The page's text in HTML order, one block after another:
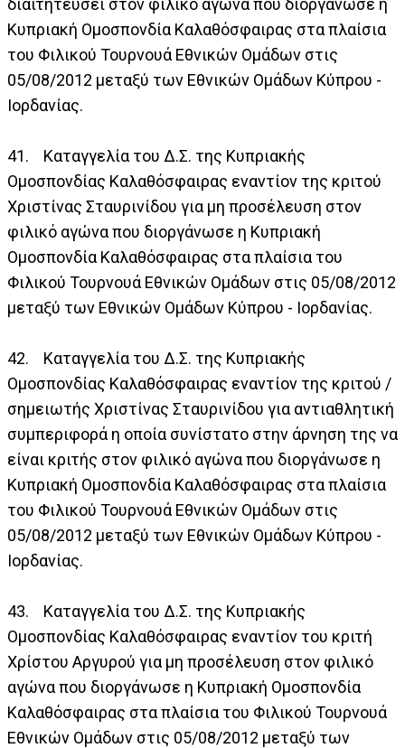
Κυπριακή Ομοσπονδία Καλαθόσφαιρας στα πλαίσια
του Φιλικού Τουρνουά Εθνικών Ομάδων στις
05/08/2012 μεταξύ των Εθνικών Ομάδων Κύπρου -
Ιορδανίας.
41. Καταγγελία του Δ.Σ. της Κυπριακής
Ομοσπονδίας Καλαθόσφαιρας εναντίον της κριτού
Χριστίνας Σταυρινίδου για μη προσέλευση στον
φιλικό αγώνα που διοργάνωσε η Κυπριακή
Ομοσπονδία Καλαθόσφαιρας στα πλαίσια του
Φιλικού Τουρνουά Εθνικών Ομάδων στις 05/08/2012
μεταξύ των Εθνικών Ομάδων Κύπρου - Ιορδανίας.
42. Καταγγελία του Δ.Σ. της Κυπριακής
Ομοσπονδίας Καλαθόσφαιρας εναντίον της κριτού /
σημειωτής Χριστίνας Σταυρινίδου για αντιαθλητική
συμπεριφορά η οποία συνίστατο στην άρνηση της να
είναι κριτής στον φιλικό αγώνα που διοργάνωσε η
Κυπριακή Ομοσπονδία Καλαθόσφαιρας στα πλαίσια
του Φιλικού Τουρνουά Εθνικών Ομάδων στις
05/08/2012 μεταξύ των Εθνικών Ομάδων Κύπρου -
Ιορδανίας.
43. Καταγγελία του Δ.Σ. της Κυπριακής
Ομοσπονδίας Καλαθόσφαιρας εναντίον του κριτή
Χρίστου Αργυρού για μη προσέλευση στον φιλικό
αγώνα που διοργάνωσε η Κυπριακή Ομοσπονδία
Καλαθόσφαιρας στα πλαίσια του Φιλικού Τουρνουά
Εθνικών Ομάδων στις 05/08/2012 μεταξύ των